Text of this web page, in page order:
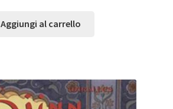
Aggiungi al carrello